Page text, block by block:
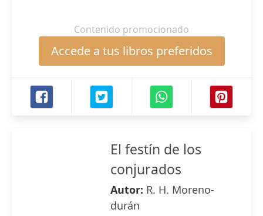
Contenido promocionado
Accede a tus libros preferidos
El festín de los
conjurados
Autor: R. H. Moreno-
durán